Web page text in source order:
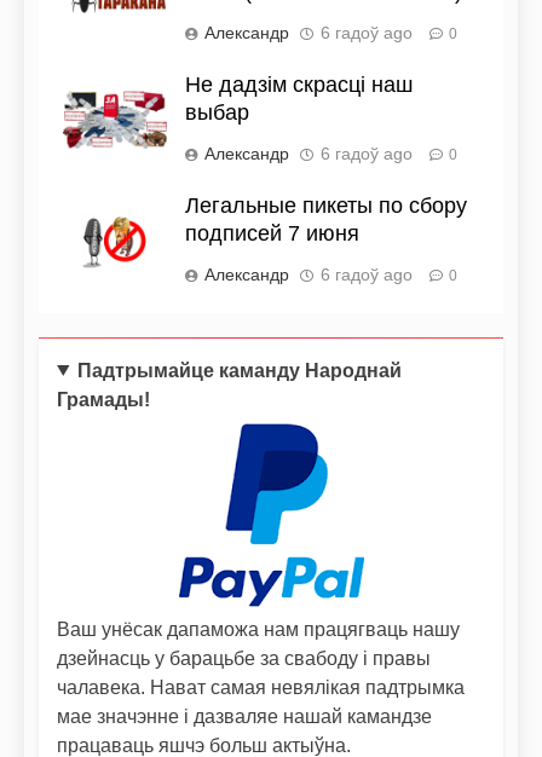
Александр 6 гадоў ago 0
Не дадзім скрасці наш
выбар
Александр 6 гадоў ago 0
Легальные пикеты по сбору
подписей 7 июня
Александр 6 гадоў ago 0
Падтрымайце каманду Народнай
Грамады!
Ваш унёсак дапаможа нам працягваць нашу
дзейнасць у барацьбе за свабоду і правы
чалавека. Нават самая невялікая падтрымка
мае значэнне і дазваляе нашай камандзе
працаваць яшчэ больш актыўна.